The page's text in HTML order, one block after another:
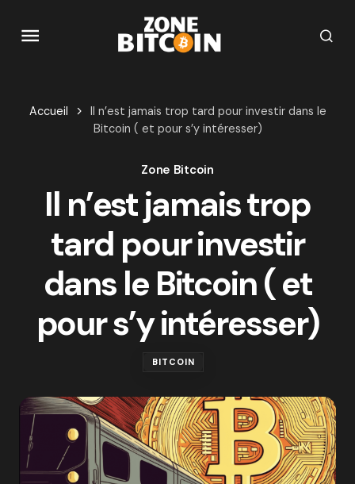
Accueil
Il n’est jamais trop tard pour investir dans le
Bitcoin ( et pour s’y intéresser)
Zone Bitcoin
Il n’est jamais trop
tard pour investir
dans le Bitcoin ( et
pour s’y intéresser)
BITCOIN